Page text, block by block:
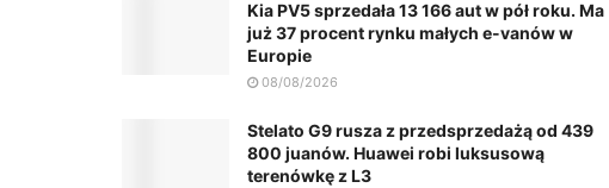
Kia PV5 sprzedała 13 166 aut w pół roku. Ma
już 37 procent rynku małych e-vanów w
Europie
08/08/2026
Stelato G9 rusza z przedsprzedażą od 439
800 juanów. Huawei robi luksusową
terenówkę z L3